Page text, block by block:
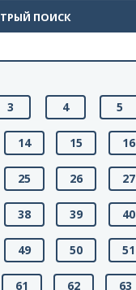
ПОИСК
3 4 5
14 15 16
25 26 27
38 39 40
49 50 51
61 62 63